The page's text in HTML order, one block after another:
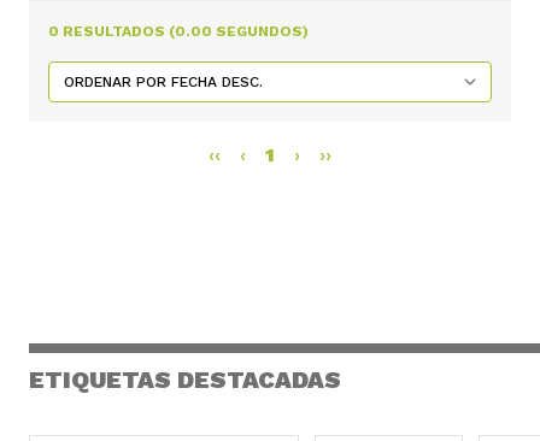
0 RESULTADOS (0.00 SEGUNDOS)
‹‹ ‹ 1 › ››
ETIQUETAS DESTACADAS